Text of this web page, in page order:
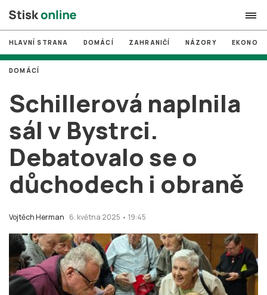
search
# MUNI
# Brno
# volby
login PŘIHLÁSIT SE
Zapomněli jste heslo?
HLAVNÍ STRANA DOMÁCÍ ZAHRANIČÍ NÁZORY
Schillerová naplnila
sál v Bystrci.
Debatovalo se o
důchodech i obraně
Vojtěch Herman 6. května 2025 • 19:45
DOMÁCÍ